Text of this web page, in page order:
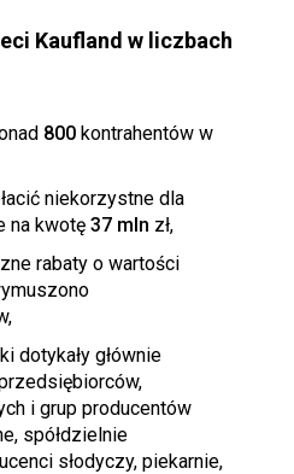
Kaufland w liczbach
800 kontrahentów w
niekorzystne dla
na kwotę 37 mln zł,
rabaty o wartości
dotykały głównie
i grup producentów
spółdzielnie
słodyczy, piekarnie,